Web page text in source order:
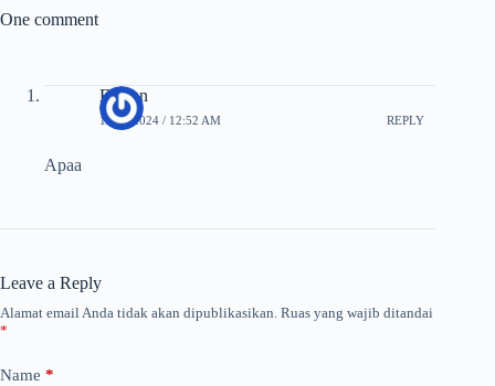
One comment
Farhan
10/17/2024 / 12:52 AM REPLY
Apaa
Leave a Reply
Alamat email Anda tidak akan dipublikasikan. Ruas yang wajib ditandai
*
Name *